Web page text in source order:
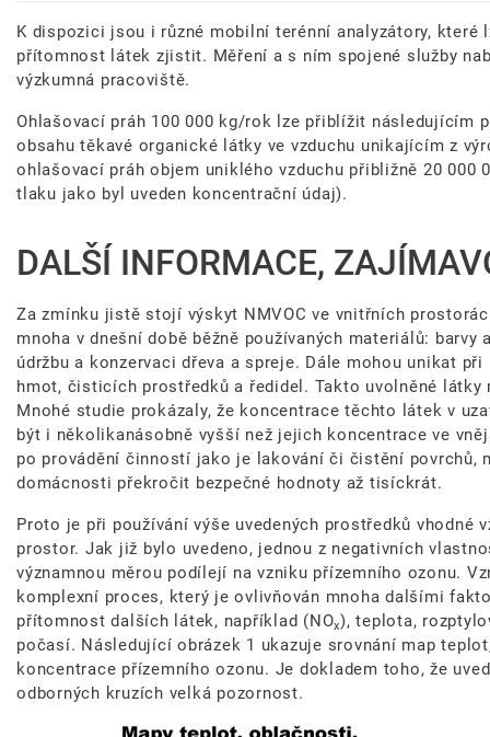
K dispozici jsou i různé mobilní terénní analyzátory, které
přítomnost látek zjistit. Měření a s ním spojené služby
výzkumná pracoviště.
Ohlašovací práh 100 000 kg/rok lze přiblížit následujícím
obsahu těkavé organické látky ve vzduchu unikajícím z
ohlašovací práh objem uniklého vzduchu přibližně 20 000
tlaku jako byl uveden koncentrační údaj).
DALŠÍ INFORMACE,
Za zmínku jistě stojí výskyt NMVOC ve vnitřních
mnoha v dnešní době běžně používaných materiálů:
údržbu a konzervaci dřeva a spreje. Dále mohou unikat
hmot, čisticích prostředků a ředidel. Takto uvolněné
Mnohé studie prokázaly, že koncentrace těchto látek v
být i několikanásobně vyšší než jejich koncentrace ve
po provádění činností jako je lakování či čistění povrchů,
domácnosti překročit bezpečné hodnoty až tisíckrát.
Proto je při používání výše uvedených prostředků vhodné
prostor. Jak již bylo uvedeno, jednou z negativních
významnou měrou podílejí na vzniku přízemního ozonu.
komplexní proces, který je ovlivňován mnoha dalšími
přítomnost dalších látek, například (NOx), teplota,
počasí. Následující obrázek 1 ukazuje srovnání map
koncentrace přízemního ozonu. Je dokladem toho, že
odborných kruzích velká pozornost.